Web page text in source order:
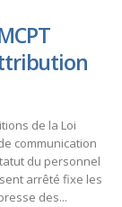
de la Loi
communication
du personnel
arrêté fixe les
des...